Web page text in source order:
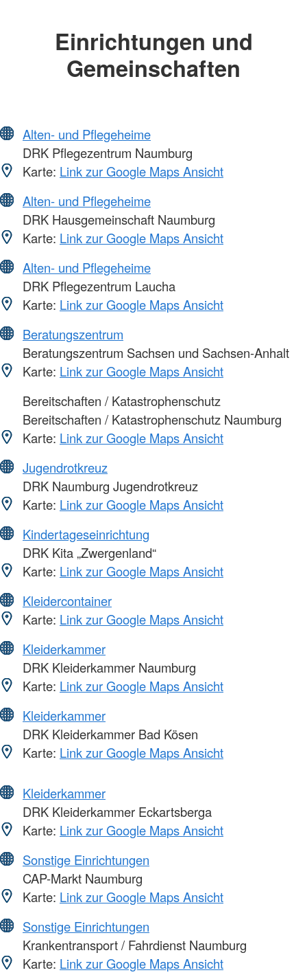
Einrichtungen und
Gemeinschaften
Alten- und Pflegeheime
DRK Pflegezentrum Naumburg
Karte: Link zur Google Maps Ansicht
Alten- und Pflegeheime
DRK Hausgemeinschaft Naumburg
Karte: Link zur Google Maps Ansicht
Alten- und Pflegeheime
DRK Pflegezentrum Laucha
Karte: Link zur Google Maps Ansicht
Beratungszentrum
Beratungszentrum Sachsen und Sachsen-Anhalt
Karte: Link zur Google Maps Ansicht
Bereitschaften / Katastrophenschutz
Bereitschaften / Katastrophenschutz Naumburg
Karte: Link zur Google Maps Ansicht
Jugendrotkreuz
DRK Naumburg Jugendrotkreuz
Karte: Link zur Google Maps Ansicht
Kindertageseinrichtung
DRK Kita „Zwergenland“
Karte: Link zur Google Maps Ansicht
Kleidercontainer
Karte: Link zur Google Maps Ansicht
Kleiderkammer
DRK Kleiderkammer Naumburg
Karte: Link zur Google Maps Ansicht
Kleiderkammer
DRK Kleiderkammer Bad Kösen
Karte: Link zur Google Maps Ansicht
Kleiderkammer
DRK Kleiderkammer Eckartsberga
Karte: Link zur Google Maps Ansicht
Sonstige Einrichtungen
CAP-Markt Naumburg
Karte: Link zur Google Maps Ansicht
Sonstige Einrichtungen
Krankentransport / Fahrdienst Naumburg
Karte: Link zur Google Maps Ansicht